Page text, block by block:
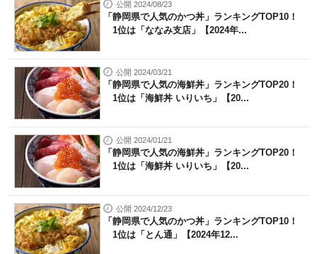
公開 2024/08/23
「静岡県で人気のかつ丼」ランキングTOP10！
1位は「ななみ支店」【2024年...
公開 2024/03/21
「静岡県で人気の海鮮丼」ランキングTOP20！
1位は「海鮮丼 いりいち」【20...
公開 2024/01/21
「静岡県で人気の海鮮丼」ランキングTOP20！
1位は「海鮮丼 いりいち」【20...
公開 2024/12/23
「静岡県で人気のかつ丼」ランキングTOP10！
1位は「とん通」【2024年12...